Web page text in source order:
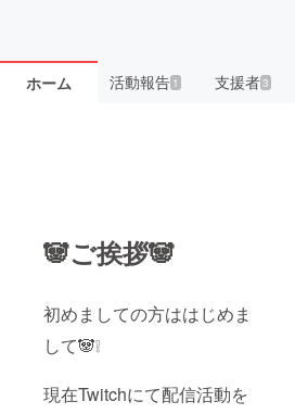
ホーム 活動報告1 支援者3
🐼ご挨拶🐼
初めましての方ははじめま
して🐼❕
現在Twitchにて配信活動を